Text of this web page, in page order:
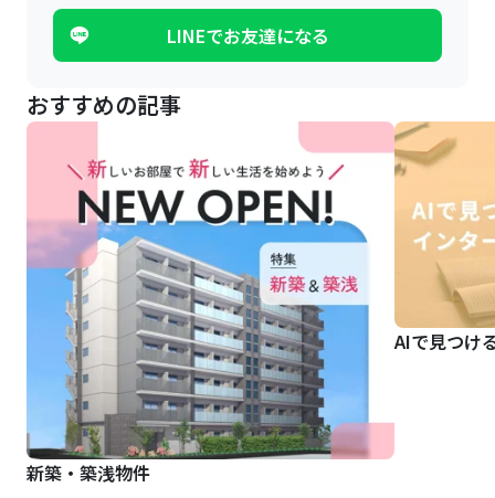
LINEでお友達になる
おすすめの記事
新築・築浅物件
AIで見つけ